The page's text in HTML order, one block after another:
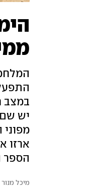
יש שם
ארזו
הספר
מיכל מנור